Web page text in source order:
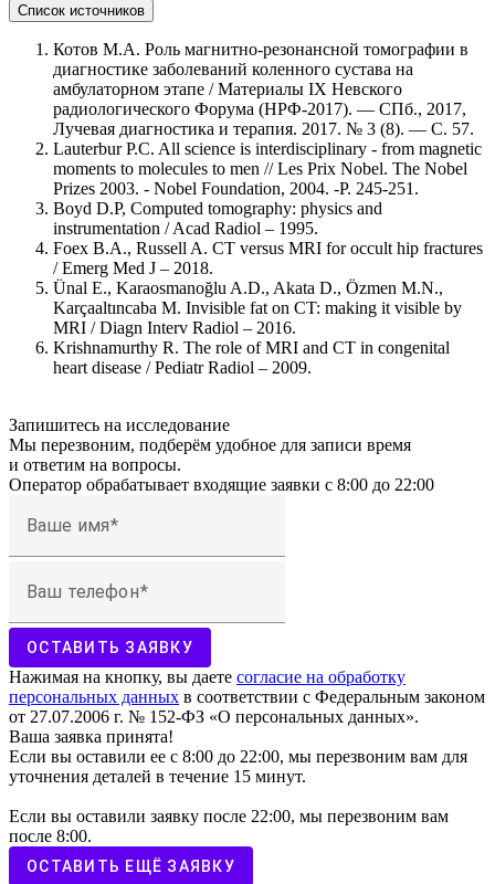
Список источников
Котов М.А. Роль магнитно-резонансной томографии в
диагностике заболеваний коленного сустава на
амбулаторном этапе / Материалы IX Невского
радиологического Форума (НРФ-2017). — СПб., 2017,
Лучевая диагностика и терапия. 2017. № 3 (8). — С. 57.
Lauterbur P.C. All science is interdisciplinary - from magnetic
moments to molecules to men // Les Prix Nobel. The Nobel
Prizes 2003. - Nobel Foundation, 2004. -P. 245-251.
Boyd D.P, Computed tomography: physics and
instrumentation / Acad Radiol – 1995.
Foex B.A., Russell A. CT versus MRI for occult hip fractures
/ Emerg Med J – 2018.
Ünal E., Karaosmanoğlu A.D., Akata D., Özmen M.N.,
Karçaaltıncaba M. Invisible fat on CT: making it visible by
MRI / Diagn Interv Radiol – 2016.
Krishnamurthy R. The role of MRI and CT in congenital
heart disease / Pediatr Radiol – 2009.
Запишитесь на исследование
Мы перезвоним, подберём удобное для записи время
и ответим на вопросы.
Оператор обрабатывает входящие заявки с 8:00 до 22:00
Ваше имя
Ваш телефон
ОСТАВИТЬ ЗАЯВКУ
Нажимая на кнопку, вы даете согласие на обработку
персональных данных в соответствии с Федеральным законом
от 27.07.2006 г. № 152-ФЗ «О персональных данных».
Ваша заявка принята!
Если вы оставили ее с 8:00 до 22:00, мы перезвоним вам для
уточнения деталей в течение 15 минут.
Если вы оставили заявку после 22:00, мы перезвоним вам
после 8:00.
ОСТАВИТЬ ЕЩЁ ЗАЯВКУ